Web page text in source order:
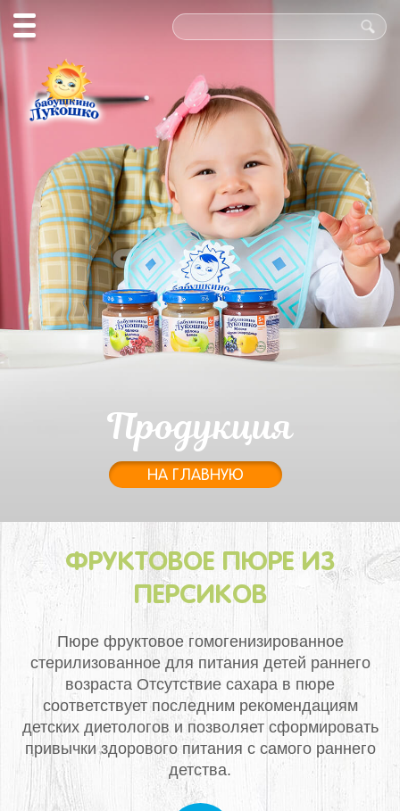
Польза
в каждой
ложке!
Продукция
НА ГЛАВНУЮ
ФРУКТОВОЕ ПЮРЕ ИЗ
ПЕРСИКОВ
Пюре фруктовое гомогенизированное
стерилизованное для питания детей раннего
возраста Отсутствие сахара в пюре
соответствует последним рекомендациям
детских диетологов и позволяет сформировать
привычки здорового питания с самого раннего
детства.